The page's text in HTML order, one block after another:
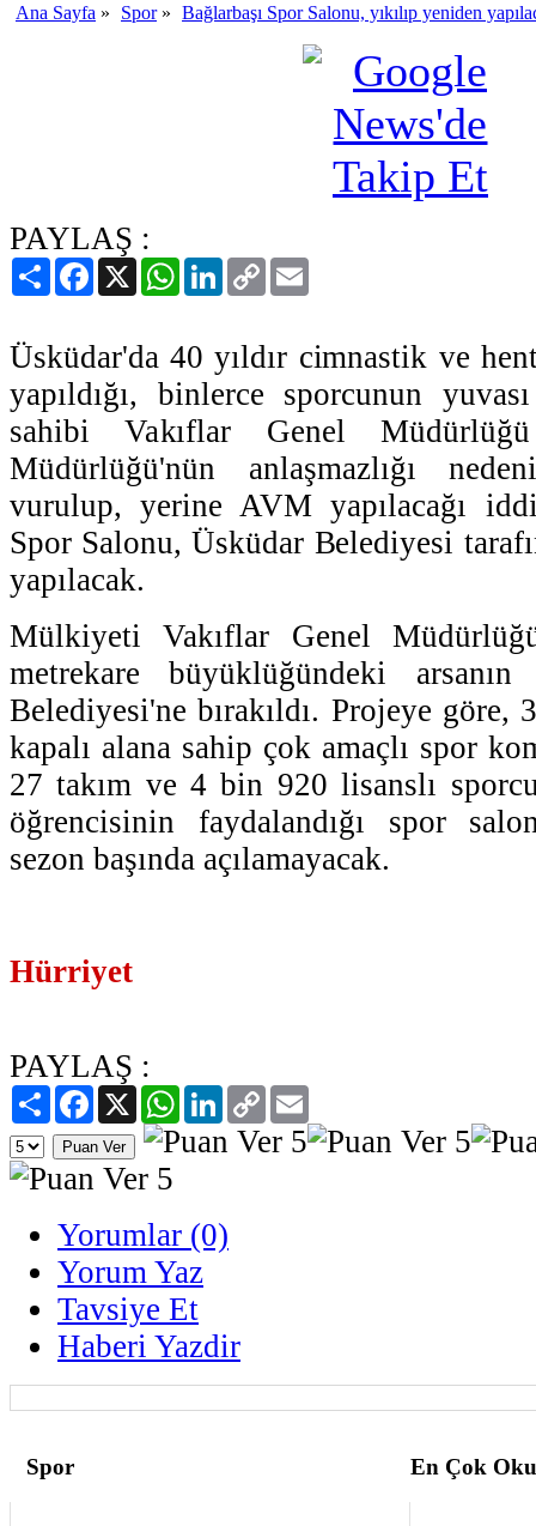
Ana Sayfa » Spor» Bağlarbaşı Spor Salonu, yıkılıp yeniden
PAYLAŞ :
PaylaşFacebook
X WhatsAppLinkedIn
Copy
Link
Üsküdar'da 40 yıldır cimnastik ve
yapıldığı, binlerce sporcunun
sahibi Vakıflar Genel
Müdürlüğü'nün anlaşmazlığı
vurulup, yerine AVM yapılacağı
Spor Salonu, Üsküdar Belediyesi
yapılacak.
Mülkiyeti Vakıflar Genel
metrekare büyüklüğündeki arsanın
Belediyesi'ne bırakıldı. Projeye göre,
kapalı alana sahip çok amaçlı spor
27 takım ve 4 bin 920 lisanslı
öğrencisinin faydalandığı spor
sezon başında açılamayacak.
Hürriyet
PAYLAŞ :
PaylaşFacebook
X WhatsAppLinkedIn
Copy
Link
Yorumlar (0)
Yorum Yaz
Tavsiye Et
Haberi Yazdir
Spor En Çok